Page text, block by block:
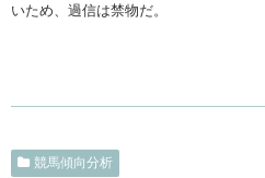
いため、過信は禁物だ。
競馬傾向分析